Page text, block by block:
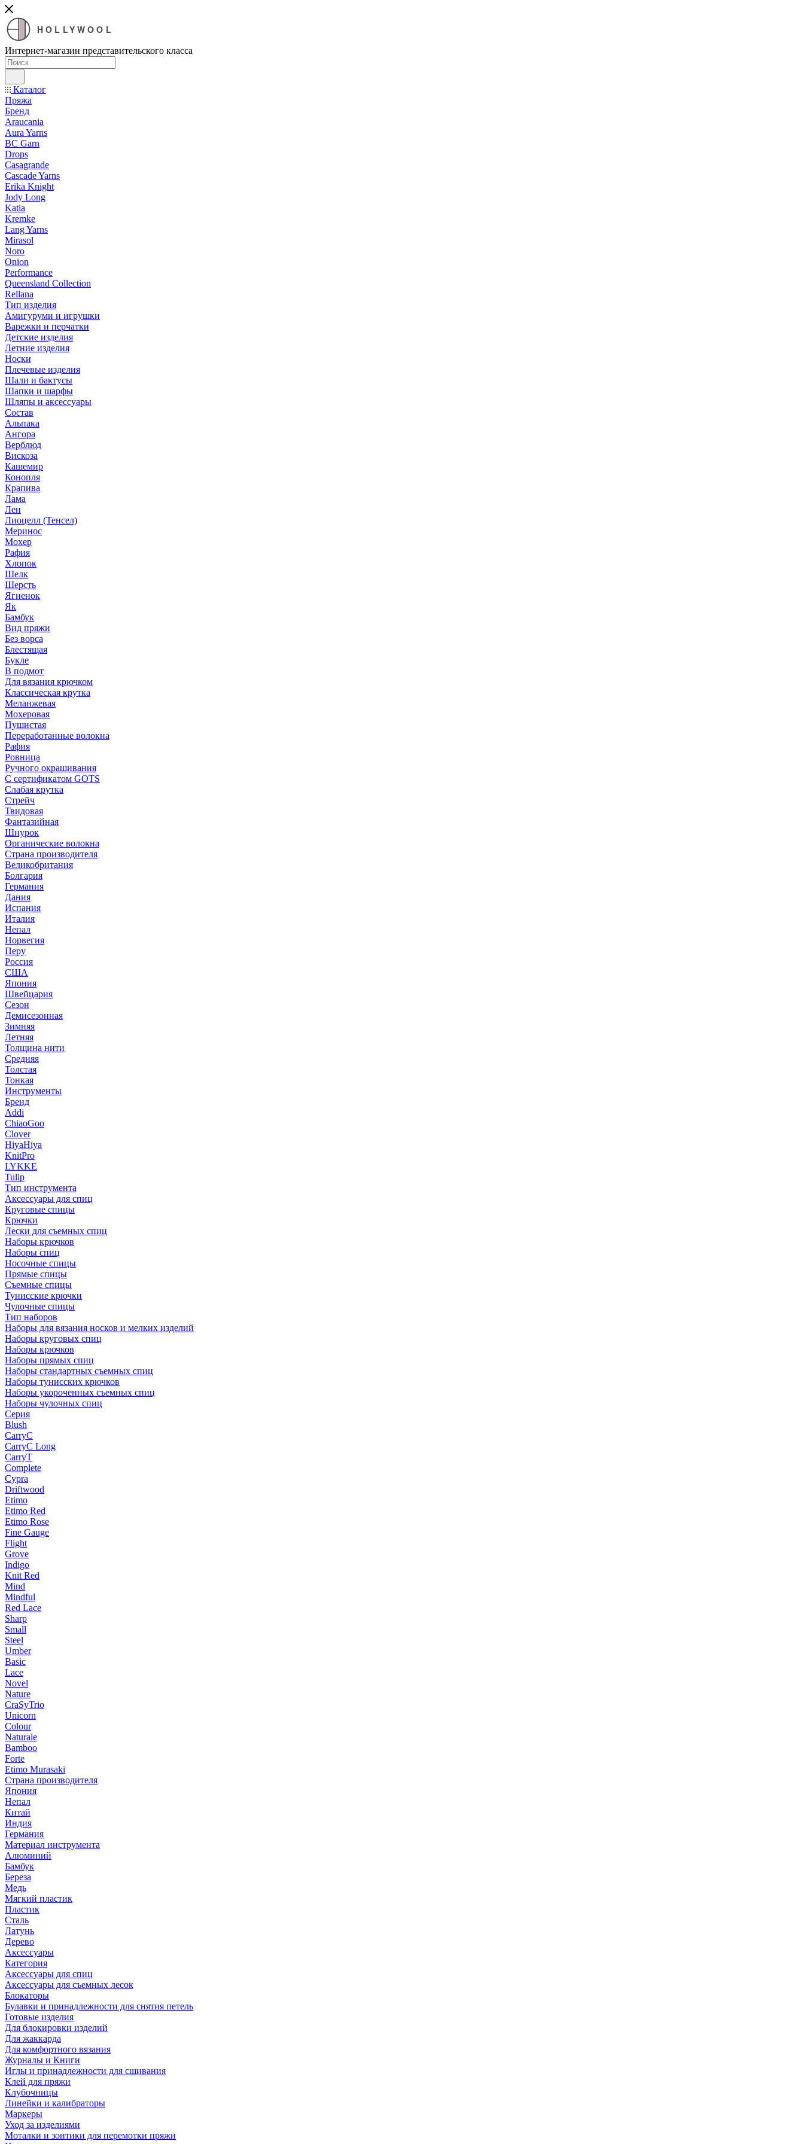
HOLLYWOOL
Интернет-магазин представительского класса
Каталог
Пряжа
Бренд
Araucania
Aura Yarns
BC Garn
Drops
Casagrande
Cascade Yarns
Erika Knight
Jody Long
Katia
Kremke
Lang Yarns
Mirasol
Noro
Onion
Performance
Queensland Collection
Rellana
Тип изделия
Амигуруми и игрушки
Варежки и перчатки
Детские изделия
Летние изделия
Носки
Плечевые изделия
Шали и бактусы
Шапки и шарфы
Шляпы и аксессуары
Состав
Альпака
Ангора
Верблюд
Вискоза
Кашемир
Конопля
Крапива
Лама
Лен
Лиоцелл (Тенсел)
Меринос
Мохер
Рафия
Хлопок
Шелк
Шерсть
Ягненок
Як
Бамбук
Вид пряжи
Без ворса
Блестящая
Букле
В подмот
Для вязания крючком
Классическая крутка
Меланжевая
Мохеровая
Пушистая
Переработанные волокна
Рафия
Ровница
Ручного окрашивания
С сертификатом GOTS
Слабая крутка
Стрейч
Твидовая
Фантазийная
Шнурок
Органические волокна
Страна производителя
Великобритания
Болгария
Германия
Дания
Испания
Италия
Непал
Норвегия
Перу
Россия
США
Япония
Швейцария
Сезон
Демисезонная
Зимняя
Летняя
Толщина нити
Средняя
Толстая
Тонкая
Инструменты
Бренд
Addi
ChiaoGoo
Clover
HiyaHiya
KnitPro
LYKKE
Tulip
Тип инструмента
Аксессуары для спиц
Круговые спицы
Крючки
Лески для съемных спиц
Наборы крючков
Наборы спиц
Носочные спицы
Прямые спицы
Съемные спицы
Тунисские крючки
Чулочные спицы
Тип наборов
Наборы для вязания носков и мелких изделий
Наборы круговых спиц
Наборы крючков
Наборы прямых спиц
Наборы стандартных съемных спиц
Наборы тунисских крючков
Наборы укороченных съемных спиц
Наборы чулочных спиц
Серия
Blush
CarryC
CarryC Long
CarryT
Complete
Cypra
Driftwood
Etimo
Etimo Red
Etimo Rose
Fine Gauge
Flight
Grove
Indigo
Knit Red
Mind
Mindful
Red Lace
Sharp
Small
Steel
Umber
Basic
Lace
Novel
Nature
CraSyTrio
Unicorn
Colour
Naturale
Bamboo
Forte
Etimo Murasaki
Страна производителя
Япония
Непал
Китай
Индия
Германия
Материал инструмента
Алюминий
Бамбук
Береза
Медь
Мягкий пластик
Пластик
Сталь
Латунь
Дерево
Аксессуары
Категория
Аксессуары для спиц
Аксессуары для съемных лесок
Блокаторы
Булавки и принадлежности для снятия петель
Готовые изделия
Для блокировки изделий
Для жаккарда
Для комфортного вязания
Журналы и Книги
Иглы и принадлежности для сшивания
Клей для пряжи
Клубочницы
Линейки и калибраторы
Маркеры
Уход за изделиями
Моталки и зонтики для перемотки пряжи